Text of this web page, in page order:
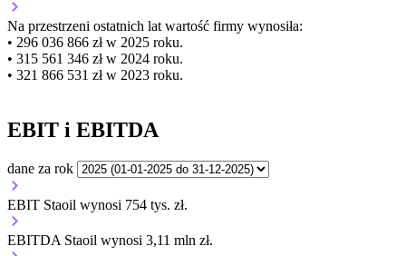
Na przestrzeni ostatnich lat wartość firmy wynosiła:
• 296 036 866 zł w 2025 roku.
• 315 561 346 zł w 2024 roku.
• 321 866 531 zł w 2023 roku.
EBIT i EBITDA
dane za rok
EBIT Staoil wynosi 754 tys. zł.
EBITDA Staoil wynosi 3,11 mln zł.